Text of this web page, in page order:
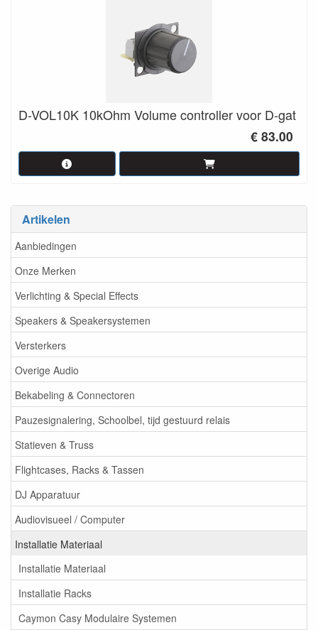
Artikelen
Aanbiedingen
Onze Merken
Verlichting & Special Effects
Speakers & Speakersystemen
Versterkers
Overige Audio
Bekabeling & Connectoren
Pauzesignalering, Schoolbel, tijd gestuurd relais
Statieven & Truss
Flightcases, Racks & Tassen
DJ Apparatuur
Audiovisueel / Computer
Installatie Materiaal
Installatie Materiaal
Installatie Racks
Caymon Casy Modulaire Systemen
D-VOL10K 10kOhm Volume controller voor D-gat
€ 83.00